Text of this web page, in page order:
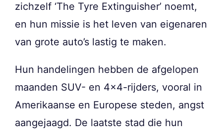
zichzelf ‘The Tyre Extinguisher’ noemt,
en hun missie is het leven van eigenaren
van grote auto’s lastig te maken.
Hun handelingen hebben de afgelopen
maanden SUV- en 4×4-rijders, vooral in
Amerikaanse en Europese steden, angst
aangejaagd. De laatste stad die hun